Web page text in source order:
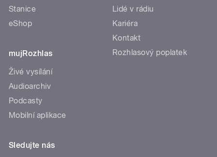
Stanice
eShop
mujRozhlas
Živé vysílání
Audioarchiv
Podcasty
Mobilní aplikace
Lidé v rádiu
Kariéra
Kontakt
Rozhlasový poplatek
Sledujte nás